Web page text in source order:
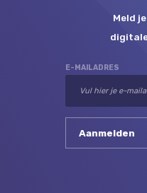
Meld
E-MAILADRES